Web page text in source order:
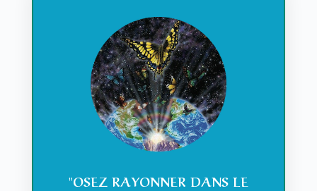
"OSEZ RAYONNER DANS LE